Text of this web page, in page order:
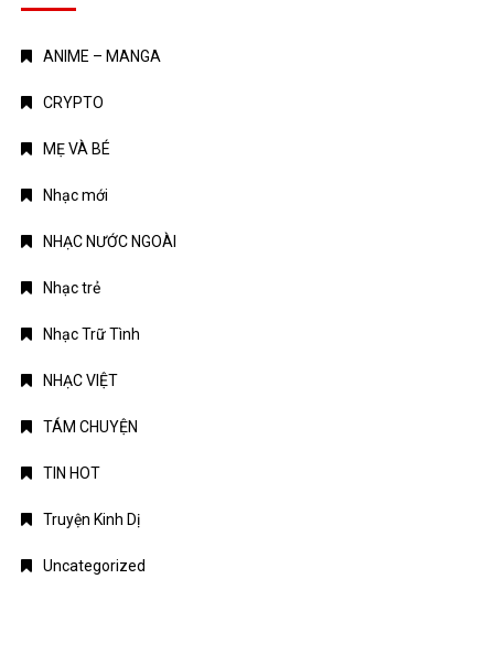
ANIME – MANGA
CRYPTO
MẸ VÀ BÉ
Nhạc mới
NHẠC NƯỚC NGOÀI
Nhạc trẻ
Nhạc Trữ Tình
NHẠC VIỆT
TÁM CHUYỆN
TIN HOT
Truyện Kinh Dị
Uncategorized